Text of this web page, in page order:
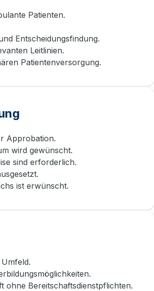
Patienten.
Entscheidungsfindung.
Leitlinien.
Patientenversorgung.
Approbation.
wird gewünscht.
sind erforderlich.
ist erwünscht.
ohne Bereitschaftsdienstpflichten.